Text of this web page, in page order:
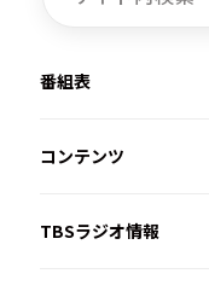
番組表
コンテンツ
TBSラジオ情報